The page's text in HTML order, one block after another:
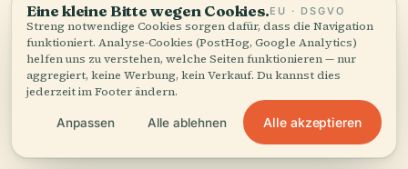
Visitor Experience, 2025
Moscow’s Boulevard Ring, 2025
Eine kleine Bitte wegen Cookies.EU · DSGVO
Streng notwendige Cookies sorgen dafür, dass die Navigation
funktioniert. Analyse-Cookies (PostHog, Google Analytics)
helfen uns zu verstehen, welche Seiten funktionieren — nur
aggregiert, keine Werbung, kein Verkauf. Du kannst dies
jederzeit im Footer ändern.
Anpassen Alle ablehnen Alle akzeptieren